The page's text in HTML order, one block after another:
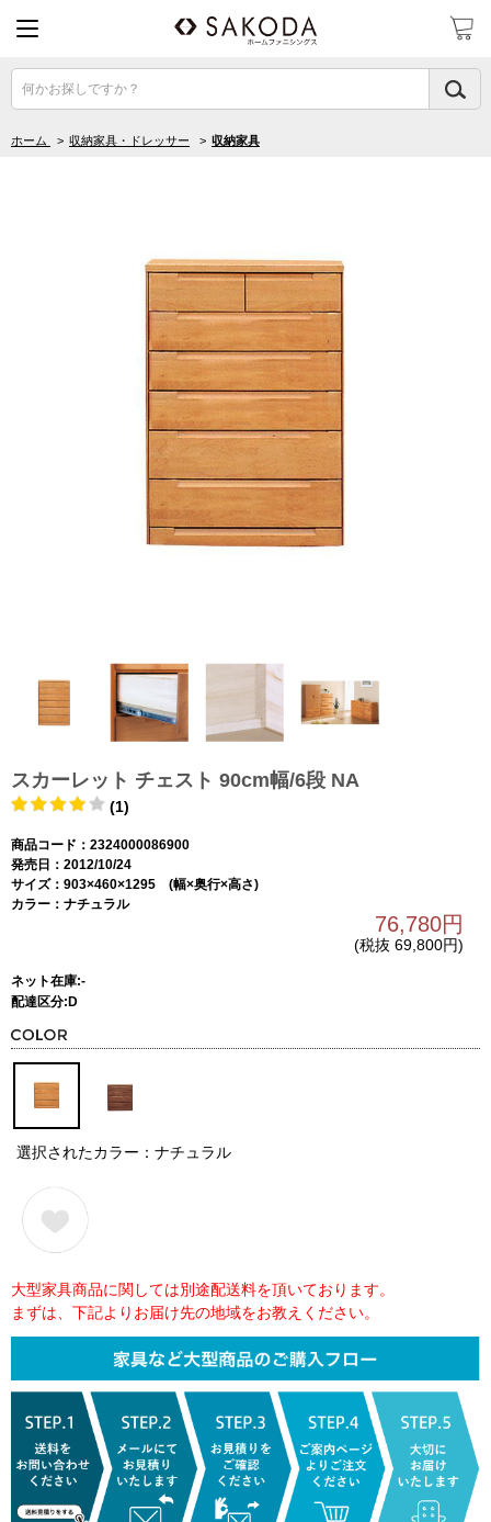
何かお探しですか？
ホーム > 収納家具・ドレッサー > 収納家具
スカーレット チェスト 90cm幅/6段 NA
(1)
商品コード：2324000086900
発売日：2012/10/24
サイズ：903×460×1295 (幅×奥行×高さ)
カラー：ナチュラル
76,780円
(税抜 69,800円)
ネット在庫:-
配達区分:D
選択されたカラー：ナチュラル
大型家具商品に関しては別途配送料を頂いております。
まずは、下記よりお届け先の地域をお教えください。